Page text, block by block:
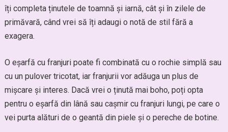
îți completa ținutele de toamnă și iarnă, cât și în zilele de
primăvară, când vrei să îți adaugi o notă de stil fără a
exagera.
O eșarfă cu franjuri poate fi combinată cu o rochie simplă sau
cu un pulover tricotat, iar franjurii vor adăuga un plus de
mișcare și interes. Dacă vrei o ținută mai boho, poți opta
pentru o eșarfă din lână sau cașmir cu franjuri lungi, pe care o
vei purta alături de o geantă din piele și o pereche de botine.